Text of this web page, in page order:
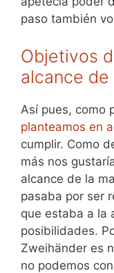
paso también
Objetivos
alcance de
Así pues, como
planteamos en
cumplir. Como
más nos
alcance de la
pasaba por ser
que estaba a la
posibilidades.
Zweihänder es
no podemos